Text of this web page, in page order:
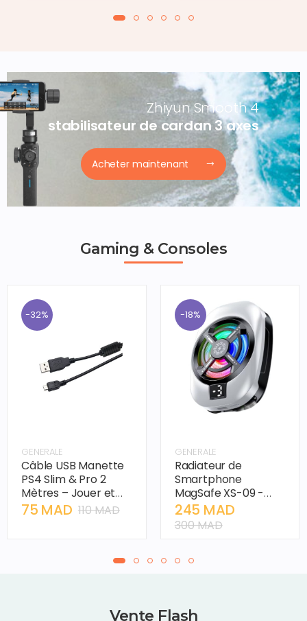
Zhiyun Smooth 4
stabilisateur de cardan 3 axes
Acheter maintenant
Gaming & Consoles
-32%
GENERALE
Câble USB Manette
PS4 Slim & Pro 2
Mètres – Jouer et
Charger
75 MAD 110 MAD
-18%
GENERALE
Radiateur de
Smartphone
MagSafe XS-09 -
Refroidissement
Glacé Haute Vitesse
pour Gaming Mobile
245 MAD
300 MAD
Vente Flash